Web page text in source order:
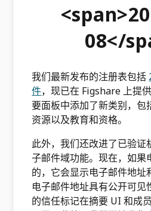
08</
我们最新发布的注册表包括
件，现已在 Figshare 上提
要面板中添加了新类别，包
资源以及教育和资格。
此外，我们还改进了已验证
子邮件域功能。现在，如果
的，它会显示电子邮件地址
电子邮件地址具有公开可见
的信任标记在摘要 UI 和成